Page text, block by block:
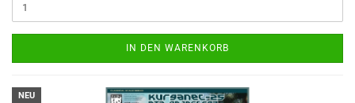
IN DEN WARENKORB
NEU